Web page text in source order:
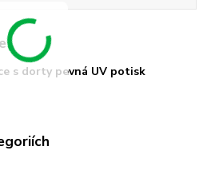
s dorty pevná UV potisk